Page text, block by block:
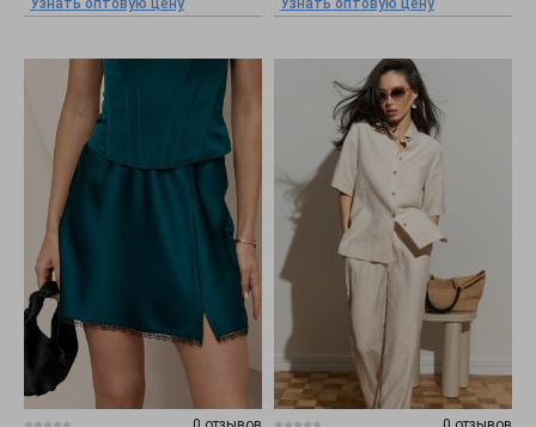
Узнать оптовую цену Узнать оптовую цену